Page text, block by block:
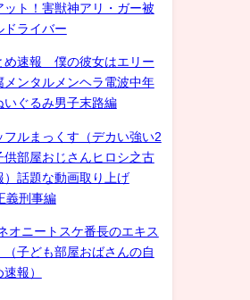
ット！害獣神アリ・ガー被
ドライバー
め速報 僕の彼女はエリー
メンタルメンヘラ電波中年
いぐるみ男子末路編
フルまっくす（デカい強い2
供部屋おじさんヒロシ之古
）話題な動画取り上げ
義刑事編
オニートスケ番長のエキス
（子ども部屋おばさんの自
報）